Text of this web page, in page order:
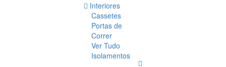
Interiores
Cassetes
Portas de
Correr
Ver Tudo
Isolamentos